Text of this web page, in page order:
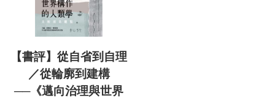
【書評】從自省到自理
／從輪廓到建構
──《邁向治理與世界